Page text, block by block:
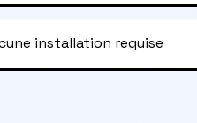
installation requise